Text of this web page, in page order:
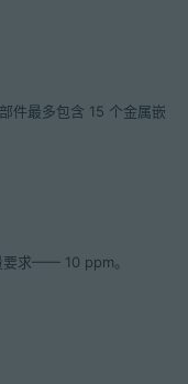
件最多包含 15 个金属嵌
要求—— 10 ppm。